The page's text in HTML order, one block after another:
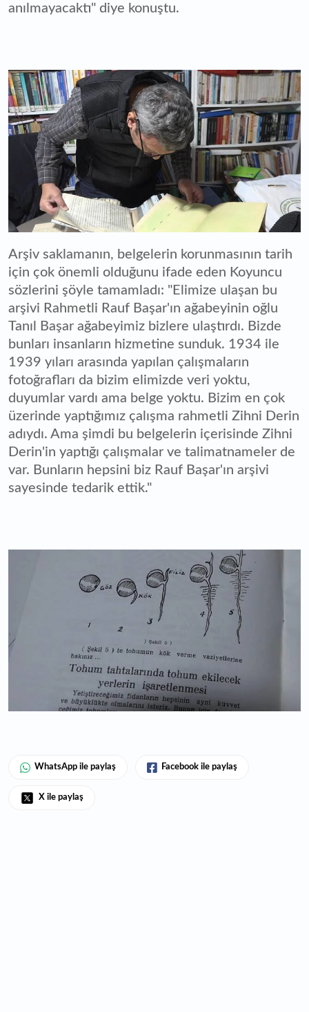
anılmayacaktı" diye konuştu.
Arşiv saklamanın, belgelerin korunmasının tarih
için çok önemli olduğunu ifade eden Koyuncu
sözlerini şöyle tamamladı: "Elimize ulaşan bu
arşivi Rahmetli Rauf Başar'ın ağabeyinin oğlu
Tanıl Başar ağabeyimiz bizlere ulaştırdı. Bizde
bunları insanların hizmetine sunduk. 1934 ile
1939 yıları arasında yapılan çalışmaların
fotoğrafları da bizim elimizde veri yoktu,
duyumlar vardı ama belge yoktu. Bizim en çok
üzerinde yaptığımız çalışma rahmetli Zihni Derin
adıydı. Ama şimdi bu belgelerin içerisinde Zihni
Derin'in yaptığı çalışmalar ve talimatnameler de
var. Bunların hepsini biz Rauf Başar'ın arşivi
sayesinde tedarik ettik."
WhatsApp ile paylaş Facebook ile paylaş
X ile paylaş